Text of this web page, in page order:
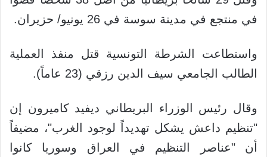
في منتجع في مدينة سوسة في 26 يونيو/ حزيران.
واستطاعت الشرطة التونسية قتل منفذ العملية
الطالب الجامعي سيف الدين رزقي (23 عاماً).
وقال رئيس الوزراء البريطاني ديفيد كاميرون إن
"تنظيم داعش يشكل تهديداً لوجود الغرب"، مضيفاً
أن "عناصر التنظيم في العراق وسوريا كانوا